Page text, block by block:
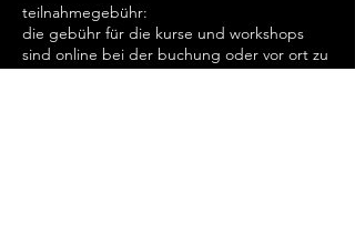
teilnahmegebühr:
die gebühr für die kurse und workshops
sind online bei der buchung oder vor ort zu
begleichen. bei nichterscheinen am kurstag